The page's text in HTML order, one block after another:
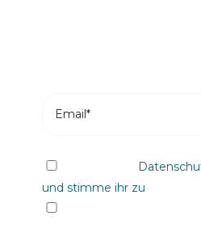
und stimme ihr zu